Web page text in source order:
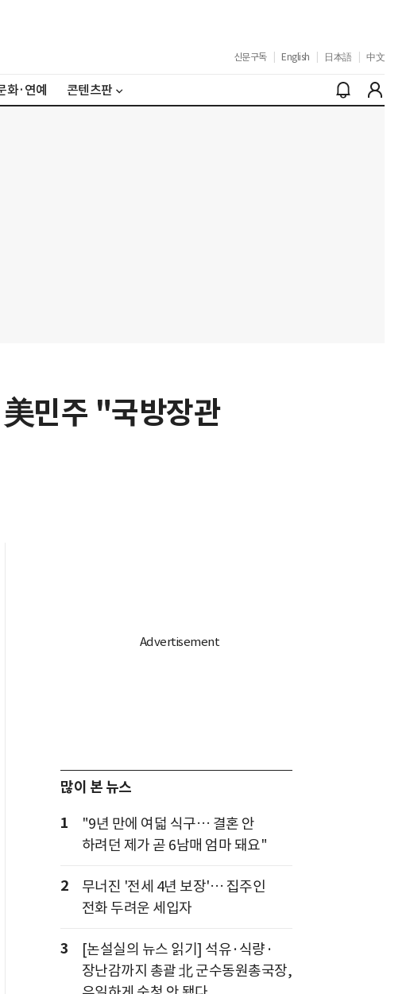
신문구독 English 日本語 中文
화·연예 콘텐츠판
민주 "국방장관
많이 본 뉴스
1
"9년 만에 여덟 식구… 결혼 안
하려던 제가 곧 6남매 엄마 돼요"
2
무너진 '전세 4년 보장'… 집주인
전화 두려운 세입자
3
[논설실의 뉴스 읽기] 석유·식량·
장난감까지 총괄 北 군수동원총국장,